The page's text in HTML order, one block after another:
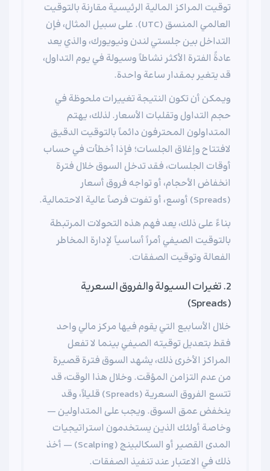
توقيت المراكز المالية الرئيسية مقارنة بالتوقيت
العالمي المنسق (UTC). على سبيل المثال، فإن
التداخل بين جلستي لندن ونيويورك، والذي يعد
عادةً الفترة الأكثر نشاطاً وسيولة في يوم التداول،
قد يتغير بمقدار ساعة واحدة.
ويمكن أن تكون النتيجة تغييرات ملحوظة في
حجم التداول وتقلبات الأسعار. لذلك، يهتم
المتداولون المحترفون دائماً بالتوقيت الدقيق
لافتتاح وإغلاق الجلسات؛ فإذا أخطأت في حساب
أوقات الجلسات، فقد تدخل السوق خلال فترة
انخفاض الأحجام، أو تواجه فروق أسعار
(Spreads) أوسع، أو تفوت فرصاً عالية الاحتمالية.
بناءً على ذلك، يعد فهم هذه التحولات المرتبطة
بالتوقيت الصيفي أمراً أساسياً لإدارة المخاطر
الفعالة وتوقيت الصفقات.
2. تغيرات السيولة والفروق السعرية
(Spreads)
خلال الأسابيع التي يقوم فيها مركز مالي واحد
فقط بتعديل توقيته الصيفي بينما لا تفعل
المراكز الأخرى ذلك، يشهد السوق فترة قصيرة
من عدم التزامن المؤقت. وخلال هذا الوقت، قد
تتسع الفروق السعرية (Spreads) قليلاً، وقد
ينخفض عمق السوق. ويجب على المتداولين —
وخاصة أولئك الذين يستخدمون استراتيجيات
المدى القصير أو السكالبينج (Scalping) — أخذ
ذلك في الاعتبار عند تنفيذ الصفقات.